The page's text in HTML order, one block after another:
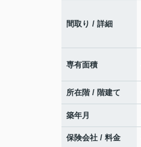
間取り / 詳細
専有面積
所在階 / 階建て
築年月
保険会社 / 料金